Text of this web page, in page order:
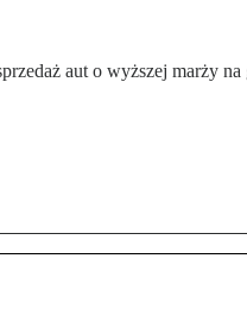
aut o wyższej marży